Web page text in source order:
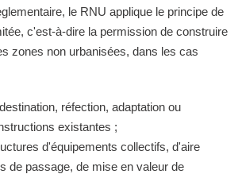
le RNU applique le principe de
c'est-à-dire la permission de construire
zones non urbanisées, dans les cas
réfection, adaptation ou
existantes ;
d'équipements collectifs, d'aire
de passage, de mise en valeur de